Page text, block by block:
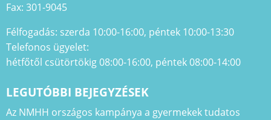
Fax: 301-9045
Félfogadás: szerda 10:00-16:00, péntek 10:00-13:30
Telefonos ügyelet:
hétfőtől csütörtökig 08:00-16:00, péntek 08:00-14:00
LEGUTÓBBI BEJEGYZÉSEK
Az NMHH országos kampánya a gyermekek tudatos